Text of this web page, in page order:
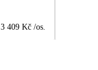
3 409 Kč /os.